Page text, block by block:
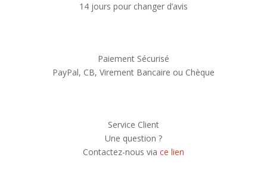
14 jours pour changer d’avis
Paiement Sécurisé
PayPal, CB, Virement Bancaire ou Chèque
Service Client
Une question ?
Contactez-nous via ce lien